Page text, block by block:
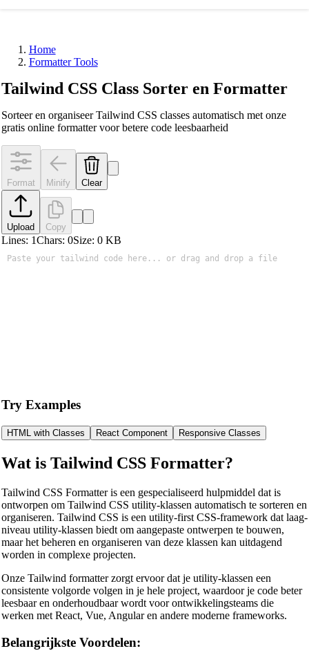
🔗 Related Tools
📝Code Formatters & Beautifiers
Home
Formatter Tools
Tailwind CSS Class Sorter en Formatter
Sorteer en organiseer Tailwind CSS classes automatisch met onze
gratis online formatter voor betere code leesbaarheid
Format Minify Clear
Upload Copy
Lines: 1Chars: 0Size: 0KB
Try Examples
HTML with Classes React Component Responsive Classes
Wat is Tailwind CSS Formatter?
Tailwind CSS Formatter is een gespecialiseerd hulpmiddel dat is
ontworpen om Tailwind CSS utility-klassen automatisch te sorteren en
organiseren. Tailwind CSS is een utility-first CSS-framework dat laag-
niveau utility-klassen biedt om aangepaste ontwerpen te bouwen,
maar het beheren en organiseren van deze klassen kan uitdagend
worden in complexe projecten.
Onze Tailwind formatter zorgt ervoor dat je utility-klassen een
consistente volgorde volgen in je hele project, waardoor je code beter
leesbaar en onderhoudbaar wordt voor ontwikkelingsteams die
werken met React, Vue, Angular en andere moderne frameworks.
Belangrijkste Voordelen: